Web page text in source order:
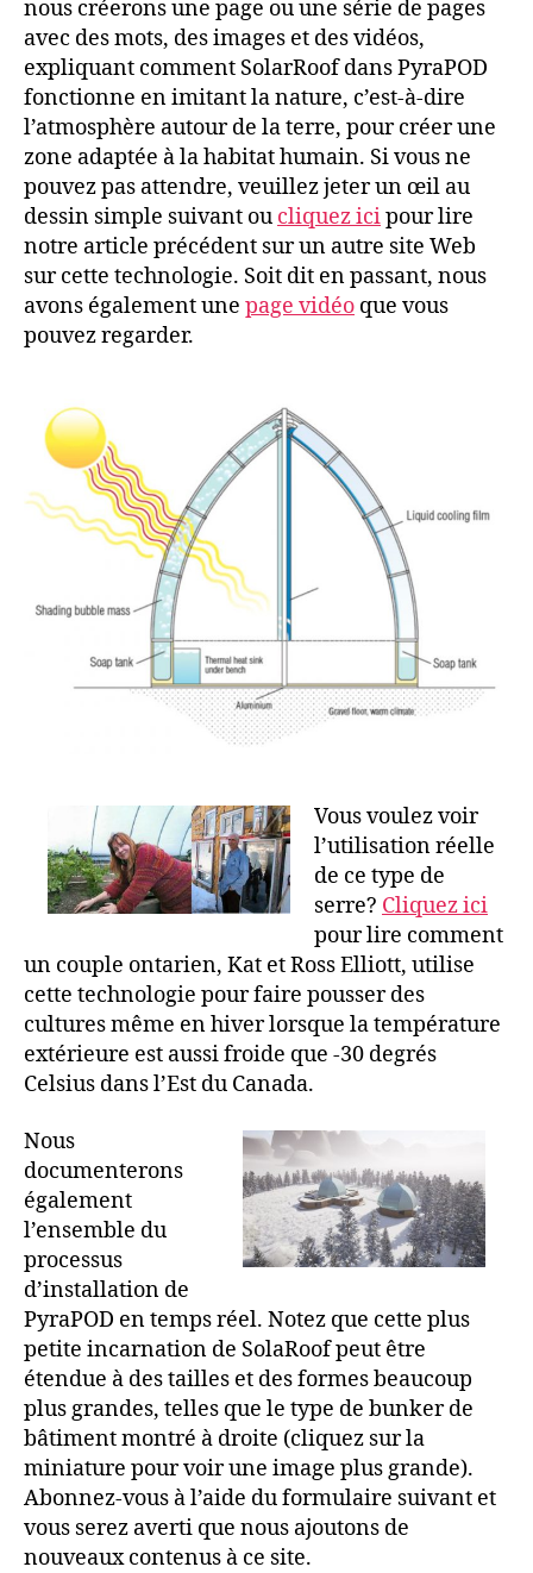
nous créerons une page ou une série de pages
avec des mots, des images et des vidéos,
expliquant comment SolarRoof dans PyraPOD
fonctionne en imitant la nature, c’est-à-dire
l’atmosphère autour de la terre, pour créer une
zone adaptée à la habitat humain. Si vous ne
pouvez pas attendre, veuillez jeter un œil au
dessin simple suivant ou cliquez icipour lire
notre article précédent sur un autre site Web
sur cette technologie. Soit dit en passant, nous
avons également une page vidéo que vous
pouvez regarder.
Vous voulez voir
l’utilisation réelle
de ce type de
serre? Cliquez ici
pour lire comment
un couple ontarien, Kat et Ross Elliott, utilise
cette technologie pour faire pousser des
cultures même en hiver lorsque la température
extérieure est aussi froide que -30 degrés
Celsius dans l’Est du Canada.
Nous
documenterons
également
l’ensemble du
processus
d’installation de
PyraPOD en temps réel. Notez que cette plus
petite incarnation de SolaRoof peut être
étendue à des tailles et des formes beaucoup
plus grandes, telles que le type de bunker de
bâtiment montré à droite (cliquez sur la
miniature pour voir une image plus grande).
Abonnez-vous à l’aide du formulaire suivant et
vous serez averti que nous ajoutons de
nouveaux contenus à ce site.